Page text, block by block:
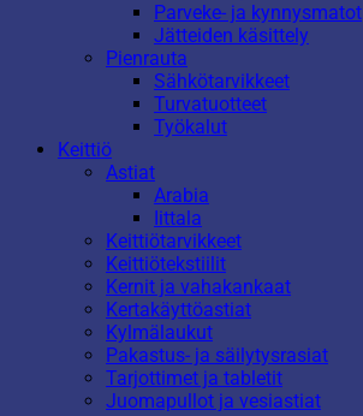
Parveke- ja kynnysmatot
Jätteiden käsittely
Pienrauta
Sähkötarvikkeet
Turvatuotteet
Työkalut
Keittiö
Astiat
Arabia
Iittala
Keittiötarvikkeet
Keittiötekstiilit
Kernit ja vahakankaat
Kertakäyttöastiat
Kylmälaukut
Pakastus- ja säilytysrasiat
Tarjottimet ja tabletit
Juomapullot ja vesiastiat